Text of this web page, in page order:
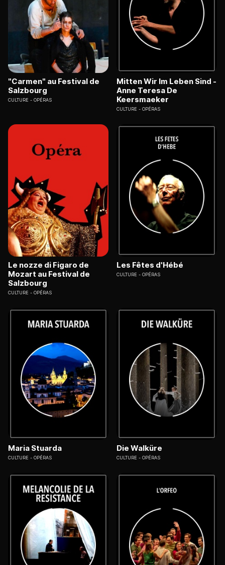
"Carmen" au Festival de
Salzbourg
CULTURE OPÉRAS
Mitten Wir Im Leben Sind -
Anne Teresa De
Keersmaeker
CULTURE OPÉRAS
Le nozze di Figaro de
Mozart au Festival de
Salzbourg
CULTURE OPÉRAS
Les Fêtes d'Hébé
CULTURE OPÉRAS
Maria Stuarda
CULTURE OPÉRAS
Die Walküre
CULTURE OPÉRAS